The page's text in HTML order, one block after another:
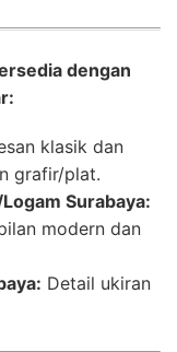
dengan
klasik dan
grafir/plat.
Surabaya:
modern dan
Detail ukiran